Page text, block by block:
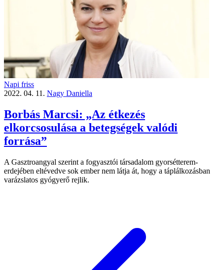
Napi friss
2022. 04. 11. Nagy Daniella
Borbás Marcsi: „Az étkezés
elkorcsosulása a betegségek valódi
forrása”
A Gasztroangyal szerint a fogyasztói társadalom gyorsétterem-
erdejében eltévedve sok ember nem látja át, hogy a táplálkozásban
varázslatos gyógyerő rejlik.